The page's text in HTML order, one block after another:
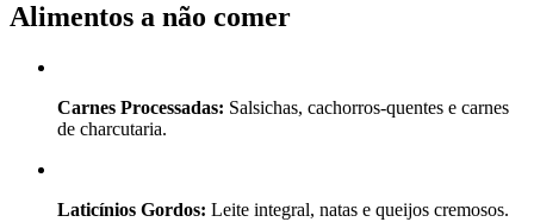
Alimentos a não comer
Carnes Processadas: Salsichas, cachorros-quentes e carnes
de charcutaria.
Laticínios Gordos: Leite integral, natas e queijos cremosos.